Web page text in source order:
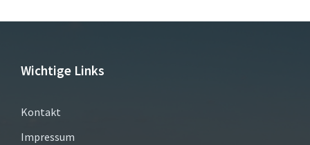
Wichtige Links
Kontakt
Impressum